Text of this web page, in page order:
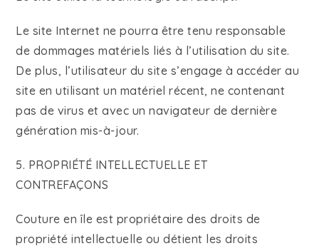
Le site Internet ne pourra être tenu responsable
de dommages matériels liés à l’utilisation du site.
De plus, l’utilisateur du site s’engage à accéder au
site en utilisant un matériel récent, ne contenant
pas de virus et avec un navigateur de dernière
génération mis-à-jour.
5. PROPRIÉTÉ INTELLECTUELLE ET
CONTREFAÇONS
Couture en île est propriétaire des droits de
propriété intellectuelle ou détient les droits